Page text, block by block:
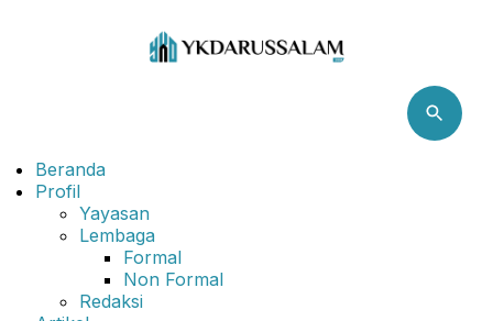
Beranda
Profil
Yayasan
Lembaga
Formal
Non Formal
Redaksi